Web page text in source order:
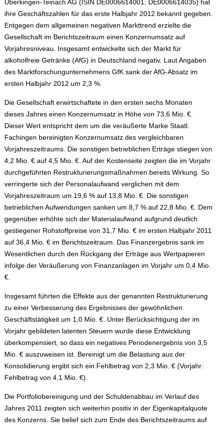
Überkingen-Teinach AG (ISIN DE0006614001; DE0006614035) hat
ihre Geschäftszahlen für das erste Halbjahr 2012 bekannt gegeben.
Entgegen dem allgemeinen negativen Markttrend erzielte die
Gesellschaft im Berichtszeitraum einen Konzernumsatz auf
Vorjahresniveau. Insgesamt entwickelte sich der Markt für
alkoholfreie Getränke (AfG) in Deutschland negativ. Laut Angaben
des Marktforschungunternehmens GfK sank der AfG-Absatz im
ersten Halbjahr 2012 um 2,3 %.
Die Gesellschaft erwirtschaftete in den ersten sechs Monaten
dieses Jahres einen Konzernumsatz in Höhe von 73,6 Mio. €.
Dieser Wert entspricht dem um die veräußerte Marke Staatl.
Fachingen bereinigten Konzernumsatz des vergleichbaren
Vorjahreszeitraums. Die sonstigen betrieblichen Erträge stiegen von
4,2 Mio. € auf 4,5 Mio. €. Auf der Kostenseite zeigten die im Vorjahr
durchgeführten Restrukturierungsmaßnahmen bereits Wirkung. So
verringerte sich der Personalaufwand verglichen mit dem
Vorjahreszeitraum um 19,6 % auf 13,8 Mio. €. Die sonstigen
betrieblichen Aufwendungen sanken um 8,7 % auf 22,8 Mio. €. Dem
gegenüber erhöhte sich der Materialaufwand aufgrund deutlich
gestiegener Rohstoffpreise von 31,7 Mio. € im ersten Halbjahr 2011
auf 36,4 Mio. € im Berichtszeitraum. Das Finanzergebnis sank im
Wesentlichen durch den Rückgang der Erträge aus Wertpapieren
infolge der Veräußerung von Finanzanlagen im Vorjahr um 0,4 Mio.
€.
Insgesamt führten die Effekte aus der genannten Restrukturierung
zu einer Verbesserung des Ergebnisses der gewöhnlichen
Geschäftstätigkeit um 1,0 Mio. €. Unter Berücksichtigung der im
Vorjahr gebildeten latenten Steuern wurde diese Entwicklung
überkompensiert, so dass ein negatives Periodenergebnis von 3,5
Mio. € auszuweisen ist. Bereinigt um die Belastung aus der
Konsolidierung ergibt sich ein Fehlbetrag von 2,3 Mio. € (Vorjahr:
Fehlbetrag von 4,1 Mio. €).
Die Portfoliobereinigung und der Schuldenabbau im Verlauf des
Jahres 2011 zeigten sich weiterhin positiv in der Eigenkapitalquote
des Konzerns. Sie belief sich zum Ende des Berichtszeitraums auf